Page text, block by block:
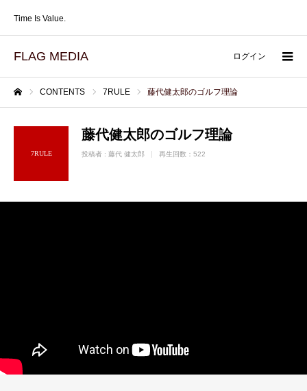
FLAG MEDIA
Time Is Value.
ログイン
CONTENTS 7RULE 藤代健太郎のゴルフ理論
7RULE
藤代健太郎のゴルフ理論
投稿者 : 藤代 健太郎 再生回数：522